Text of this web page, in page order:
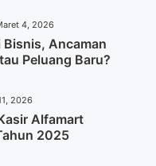
4, 2026
Bisnis, Ancaman
Peluang Baru?
2026
Alfamart
2025